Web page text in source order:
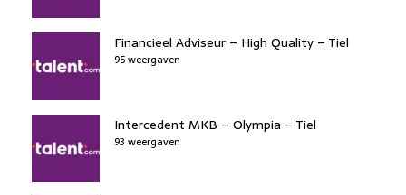
Financieel Adviseur – High Quality – Tiel
95 weergaven
Intercedent MKB – Olympia – Tiel
93 weergaven